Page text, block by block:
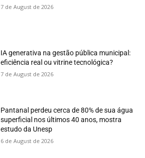
7 de August de 2026
IA generativa na gestão pública municipal:
eficiência real ou vitrine tecnológica?
7 de August de 2026
Pantanal perdeu cerca de 80% de sua água
superficial nos últimos 40 anos, mostra
estudo da Unesp
6 de August de 2026